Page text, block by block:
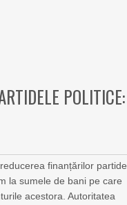
POLITICE:
finanțărilor
la sumele de bani pe care
acestora. Autoritatea